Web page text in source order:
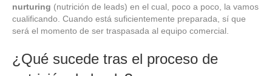
nurturing (nutrición de leads) en el cual, poco a poco, la vamos
cualificando. Cuando está suficientemente preparada, sí que
será el momento de ser traspasada al equipo comercial.
¿Qué sucede tras el proceso de